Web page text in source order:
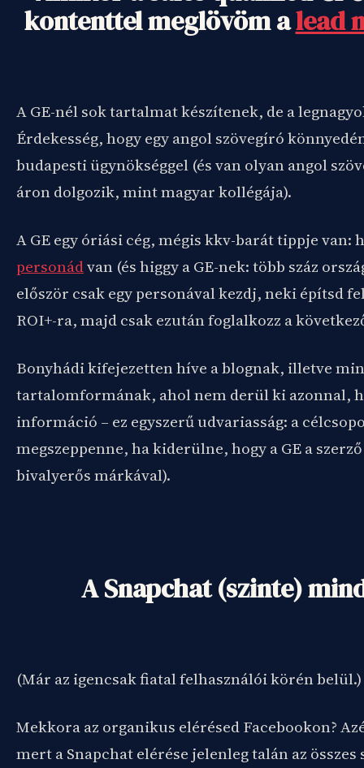
kontenttel meglövöm alead
A GE-nél sok tartalmat készítenek, de a
Érdekesség, hogy egy angol szövegíró
budapesti ügynökséggel (és van olyan angol
áron dolgozik, mint magyar kollégája).
A GE egy óriási cég, mégis kkv-barát tippje van:
personádvan (és higgy a GE-nek: több száz
először csak egy personával kezdj, neki építsd
ROI+-ra, majd csak ezután foglalkozz a
Bonyhádi kifejezetten híve a blognak, illetve
tartalomformának, ahol nem derül ki azonnal,
információ – ez egyszerű udvariasság: a
megszeppenne, ha kiderülne, hogy a GE a
bivalyerős márkával).
A Snapchat (szinte)
(Már az igencsak fiatal felhasználói körén belül.)
Mekkora az organikus elérésed Facebookon?
mert a Snapchat elérése jelenleg talán az